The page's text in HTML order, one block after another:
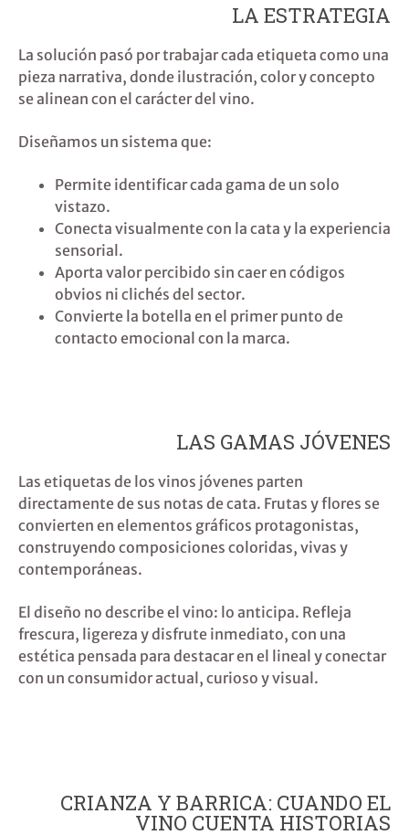
LA ESTRATEGIA
La solución pasó por trabajar cada etiqueta como una
pieza narrativa, donde ilustración, color y concepto
se alinean con el carácter del vino.
Diseñamos un sistema que:
Permite identificar cada gama de un solo
vistazo.
Conecta visualmente con la cata y la experiencia
sensorial.
Aporta valor percibido sin caer en códigos
obvios ni clichés del sector.
Convierte la botella en el primer punto de
contacto emocional con la marca.
LAS GAMAS JÓVENES
Las etiquetas de los vinos jóvenes parten
directamente de sus notas de cata. Frutas y flores se
convierten en elementos gráficos protagonistas,
construyendo composiciones coloridas, vivas y
contemporáneas.
El diseño no describe el vino: lo anticipa. Refleja
frescura, ligereza y disfrute inmediato, con una
estética pensada para destacar en el lineal y conectar
con un consumidor actual, curioso y visual.
CRIANZA Y BARRICA: CUANDO EL
VINO CUENTA HISTORIAS